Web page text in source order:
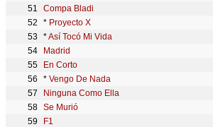
Compa Bladi
* Proyecto X
*Así Tocó Mi Vida
Madrid
En Corto
* Vengo De Nada
Ninguna Como Ella
Se Murió
F1